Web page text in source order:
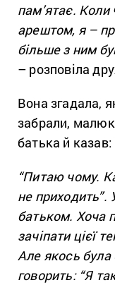
пам’ятає. Коли
арештом, я –
більше з ним
– розповіла
Вона згадала,
забрали, малюк
батька й
“Питаю чому.
не приходить”.
батьком. Хоча
зачіпати цієї
Але якось була
говорить: “Я